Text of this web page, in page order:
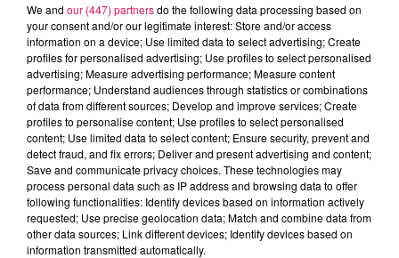
0800 159 600 (numéro vert). L’activité est gratuite. Rendez-
vous à la salle des fêtes du Faubourg de Mons à partir de
14h30.
La Sambrienne Camille Lou de retour dans la Série les
bracelets rouges sur TF1 qui a repris hier soir. Sans donner
trop d’informations on verra beaucoup moins Camille Lou
dans cette saison 2. Originaire de Bersillies, Camille Lou est
en ce moment en plein tournage d’une nouvelle production
de TF1, appelée « Le Bazar de la Charité » au côté de l’actrice
française Audrey Fleurot. Elle sera à l’affiche d’un film qui
s’appellera « Play » au côté de l’acteur français Max Boubil.
We and our (447) partnersdo the following data processing based on
your consent and/or our legitimate interest: Store and/or access
information on a device; Use limited data to select advertising; Create
profiles for personalised advertising; Use profiles to select personalised
advertising; Measure advertising performance; Measure content
performance; Understand audiences through statistics or combinations
of data from different sources; Develop and improve services; Create
profiles to personalise content; Use profiles to select personalised
content; Use limited data to select content; Ensure security, prevent and
detect fraud, and fix errors; Deliver and present advertising and content;
Save and communicate privacy choices. These technologies may
process personal data such as IP address and browsing data to offer
following functionalities: Identify devices based on information actively
requested; Use precise geolocation data; Match and combine data from
other data sources; Link different devices; Identify devices based on
information transmitted automatically.